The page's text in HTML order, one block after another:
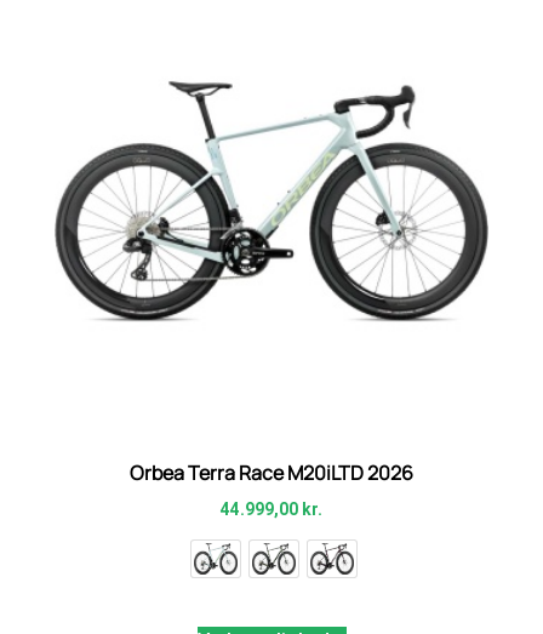
Orbea Terra Race M20iLTD 2026
44.999,00 kr.